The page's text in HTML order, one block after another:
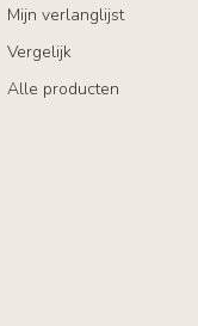
Mijn verlanglijst
Vergelijk
Alle producten